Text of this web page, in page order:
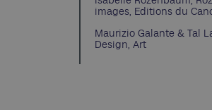
images, Editions du
Maurizio Galante & Tal
Design, Art